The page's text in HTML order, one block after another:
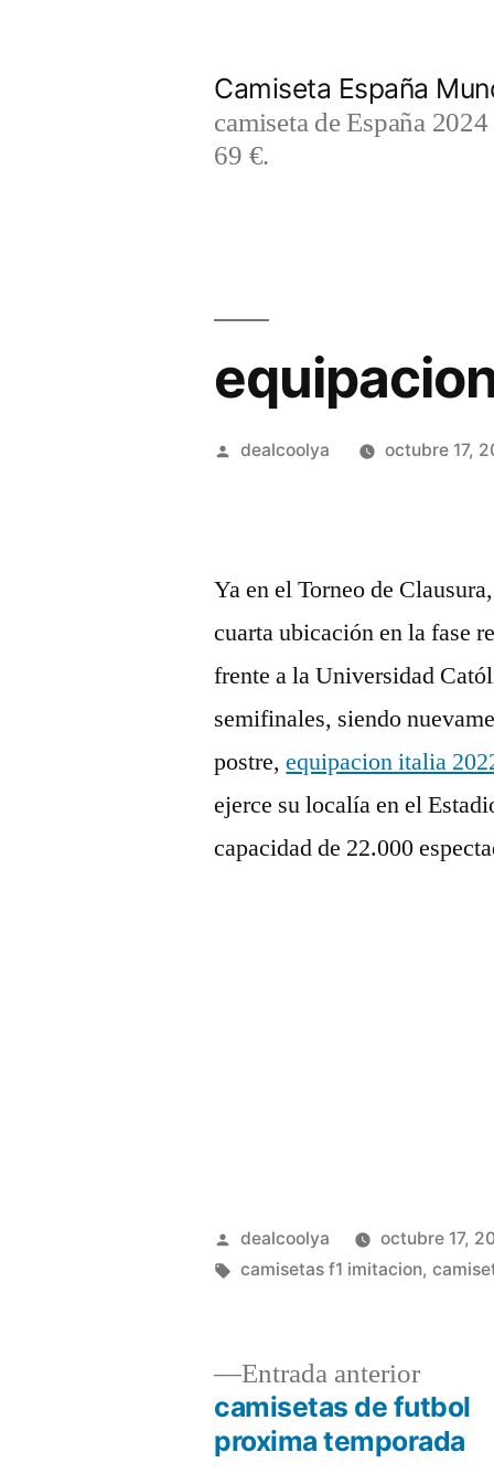
Camiseta España
camiseta de España
69 €.
Publicado
dealcoolya octubre 17,
Ya en el Torneo de
cuarta ubicación en la fase
frente a la Universidad
semifinales, siendo
postre,equipacion italia
ejerce su localía en el
capacidad de 22.000
Publicado
por
dealcoolya octubre 17,
Etiquetas:
camisetas f1 imitacion,
Navegación
Entrada anteriorEntrada
camisetas de futbol
proxima temporada